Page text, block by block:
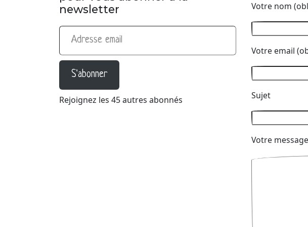
newsletter
Adresse email
S'abonner
Rejoignez les 45 autres abonnés
Votre nom
Votre email
Sujet
Votre message